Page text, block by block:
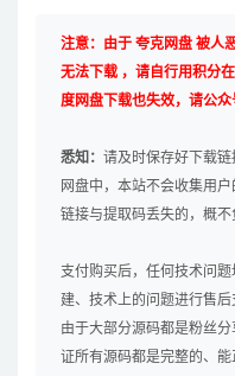
注意：由于 夸克网盘 被人
无法下载 ，请自行用积分
度网盘下载也失效，请公众
悉知： 请及时保存好下载
网盘中，本站不会收集用
链接与提取码丢失的，概不
支付购买后，任何技术问
建、技术上的问题进行售后
由于大部分源码都是粉丝
证所有源码都是完整的、